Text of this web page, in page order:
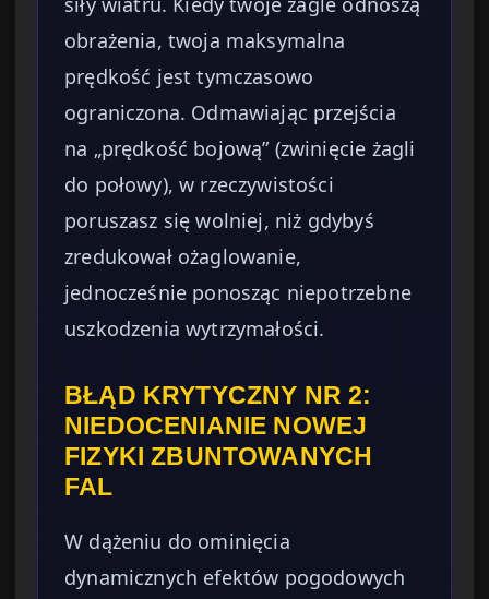
obrażenia, twoja maksymalna
prędkość jest tymczasowo
ograniczona. Odmawiając przejścia
na „prędkość bojową” (zwinięcie żagli
do połowy), w rzeczywistości
poruszasz się wolniej, niż gdybyś
zredukował ożaglowanie,
jednocześnie ponosząc niepotrzebne
uszkodzenia wytrzymałości.
BŁĄD KRYTYCZNY NR 2:
NIEDOCENIANIE NOWEJ
FIZYKI ZBUNTOWANYCH
FAL
W dążeniu do ominięcia
dynamicznych efektów pogodowych